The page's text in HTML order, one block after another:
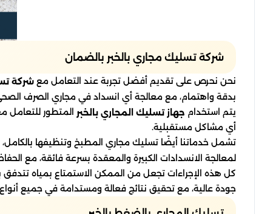
شركة تسليك مجاري بالخبر بالضمان
نحن نحرص على تقديم أفضل تجربة عند التعامل مع شركة
بدقة واهتمام، مع معالجة أي انسداد في مجاري الصرف الصحي
يتم استخدام جهاز تسليك المجاري بالخبر المتطور للتعامل
أي مشاكل مستقبلية.
تشمل خدماتنا أيضًا تسليك مجاري المطبخ وتنظيفها
لمعالجة الانسدادات الكبيرة والمعقدة بسرعة فائقة، مع
كل هذه الإجراءات تجعل من الممكن الاستمتاع بمياه
جودة عالية، مع تحقيق نتائج فعالة ومستدامة في جميع